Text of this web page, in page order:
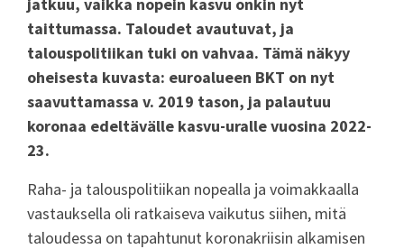
taittumassa. Taloudet avautuvat, ja
talouspolitiikan tuki on vahvaa. Tämä näkyy
oheisesta kuvasta: euroalueen BKT on nyt
saavuttamassa v. 2019 tason, ja palautuu
koronaa edeltävälle kasvu-uralle vuosina 2022-
23.
Raha- ja talouspolitiikan nopealla ja voimakkaalla
vastauksella oli ratkaiseva vaikutus siihen, mitä
taloudessa on tapahtunut koronakriisin alkamisen